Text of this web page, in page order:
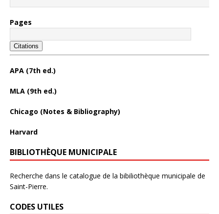
Pages
Citations
APA (7th ed.)
MLA (9th ed.)
Chicago (Notes & Bibliography)
Harvard
BIBLIOTHÈQUE MUNICIPALE
Recherche dans le catalogue de la bibiliothèque municipale de
Saint-Pierre.
CODES UTILES